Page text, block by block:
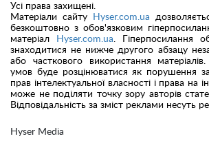
Hyser Media
Усі права захищені.
Матеріали сайту
Hyser.com.ua
безкоштовно з обов'язковим
матеріал
Hyser.com.ua . Гіперпосилання
знаходитися не нижче другого абзацу
або часткового використання
умов буде розцінюватися як порушення
прав інтелектуальної власності і права на
може не поділяти точку зору авторів
Відповідальність за зміст реклами несуть